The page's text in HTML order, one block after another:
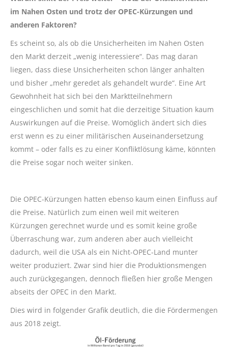
im Nahen Osten und trotz der OPEC-Kürzungen und
anderen Faktoren?
Es scheint so, als ob die Unsicherheiten im Nahen Osten
den Markt derzeit „wenig interessiere“. Das mag daran
liegen, dass diese Unsicherheiten schon länger anhalten
und bisher „mehr geredet als gehandelt wurde“. Eine Art
Gewohnheit hat sich bei den Marktteilnehmern
eingeschlichen und somit hat die derzeitige Situation kaum
Auswirkungen auf die Preise. Womöglich ändert sich dies
erst wenn es zu einer militärischen Auseinandersetzung
kommt – oder falls es zu einer Konfliktlösung käme, könnten
die Preise sogar noch weiter sinken.
Die OPEC-Kürzungen hatten ebenso kaum einen Einfluss auf
die Preise. Natürlich zum einen weil mit weiteren
Kürzungen gerechnet wurde und es somit keine große
Überraschung war, zum anderen aber auch vielleicht
dadurch, weil die USA als ein Nicht-OPEC-Land munter
weiter produziert. Zwar sind hier die Produktionsmengen
auch zurückgegangen, dennoch fließen hier große Mengen
abseits der OPEC in den Markt.
Dies wird in folgender Grafik deutlich, die die Fördermengen
aus 2018 zeigt.